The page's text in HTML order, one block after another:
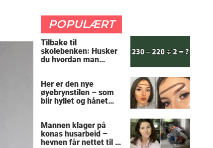
POPULÆRT
Tilbake til
skolebenken: Husker
du hvordan man
Her er den nye
øyebrynstilen – som
blir hyllet og hånet
Mannen klager på
konas husarbeid –
hevnen får nettet til å